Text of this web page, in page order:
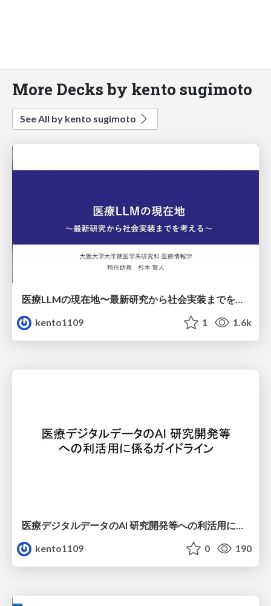
More Decks by kento sugimoto
See All by kento sugimoto
医療LLMの現在地〜最新研究から社会実装までを考える〜
kento1109
1 1.6k
kento1109
0 190